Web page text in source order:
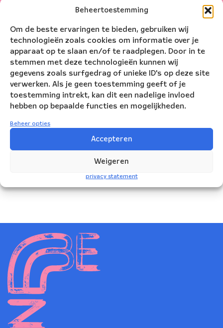
Beheertoestemming
Om de beste ervaringen te bieden, gebruiken wij
technologieën zoals cookies om informatie over je
apparaat op te slaan en/of te raadplegen. Door in te
stemmen met deze technologieën kunnen wij
gegevens zoals surfgedrag of unieke ID's op deze site
verwerken. Als je geen toestemming geeft of je
toestemming intrekt, kan dit een nadelige invloed
hebben op bepaalde functies en mogelijkheden.
Beheer opties
Accepteren
Weigeren
privacy statement
13apr2020
Almere
Kunstlinie Almere Flevoland
mei 2021
De JONGE-BLAZERS-DAG is verplaatst naar
zaterdag 22 mei 2021.